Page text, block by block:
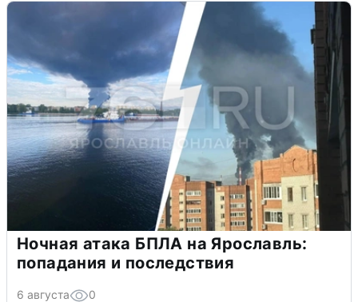
Ночная атака БПЛА на Ярославль:
попадания и последствия
6 августа 0